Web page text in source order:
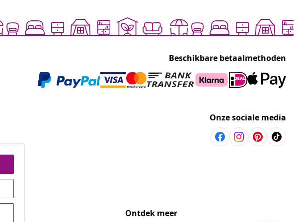
Beschikbare betaalmethoden
Onze sociale media
Ontdek meer